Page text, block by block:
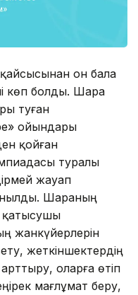
он бала
көп болды. Шара
туған
ойындары
қойған
туралы
жауап
Шараның
қатысушы
жанкүйерлерін
жеткіншектердің
оларға өтіп
мағлұмат беру,